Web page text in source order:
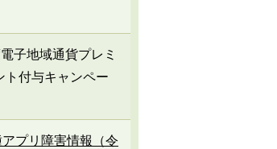
子地域通貨プレミ
ト付与キャンペー
プリ障害情報（令